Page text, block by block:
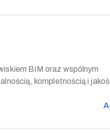
kompletnością i